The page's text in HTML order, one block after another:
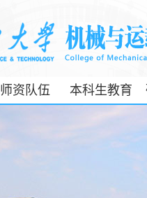
师资队伍 本科生教育